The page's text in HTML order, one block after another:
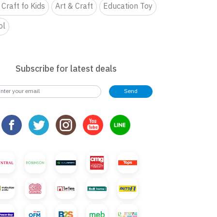
fo Kids Art & Craft
Education Toy
Subscribe for latest deals
Send